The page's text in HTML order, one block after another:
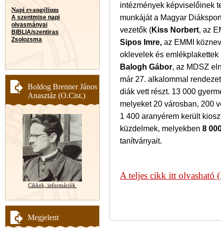
Napi evangélium
A szentmise napi
olvasmányai
BIBLIA/szentiras
Zsolozsma
Boldog Brenner János
Anasztáz (O.Cist.)
Cikkek, információk
Megjelent
intézmények képviselőinek
munkáját a Magyar
vezetők (Kiss Norbert, az
Sipos Imre, az EMMI
oklevelek és
Balogh Gábor, az MDSZ
már 27. alkalommal
diák vett részt. 13 000
melyeket 20 városban, 200
1 400 aranyérem került
küzdelmek, melyekben 8
tanítványait.
A teljes cikk itt olvasható